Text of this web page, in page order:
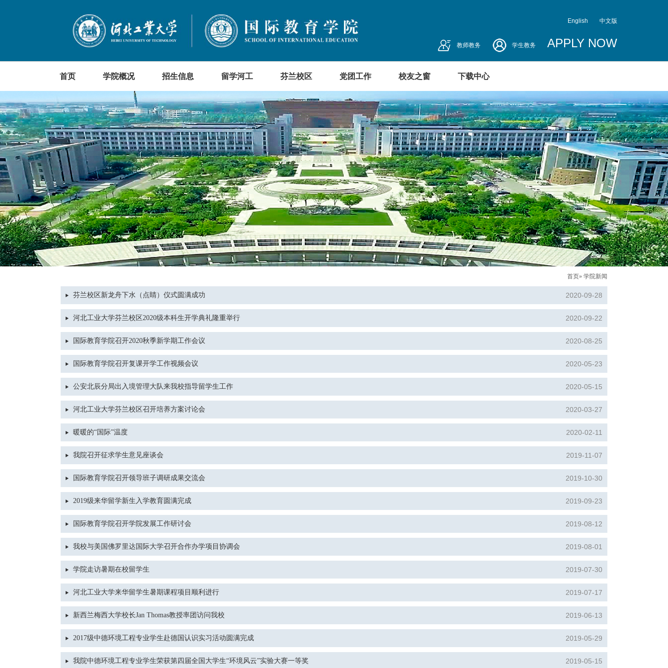
English 中文版
教师教务 学生教务 APPLY NOW
首页 学院概况 招生信息 留学河工 芬兰校区 党团工作 校友之窗 下载中心
首页» 学院新闻
2020-09-28
芬兰校区新龙舟下水（点睛）仪式圆满成功
2020-09-22
河北工业大学芬兰校区2020级本科生开学典礼隆重举行
2020-08-25
国际教育学院召开2020秋季新学期工作会议
2020-05-23
国际教育学院召开复课开学工作视频会议
2020-05-15
公安北辰分局出入境管理大队来我校指导留学生工作
2020-03-27
河北工业大学芬兰校区召开培养方案讨论会
2020-02-11
暖暖的“国际”温度
2019-11-07
我院召开征求学生意见座谈会
2019-10-30
国际教育学院召开领导班子调研成果交流会
2019-09-23
2019级来华留学新生入学教育圆满完成
2019-08-12
国际教育学院召开学院发展工作研讨会
2019-08-01
我校与美国佛罗里达国际大学召开合作办学项目协调会
2019-07-30
学院走访暑期在校留学生
2019-07-17
河北工业大学来华留学生暑期课程项目顺利进行
2019-06-13
新西兰梅西大学校长Jan Thomas教授率团访问我校
2019-05-29
2017级中德环境工程专业学生赴德国认识实习活动圆满完成
2019-05-15
我院中德环境工程专业学生荣获第四届全国大学生“环境风云”实验大赛一等奖